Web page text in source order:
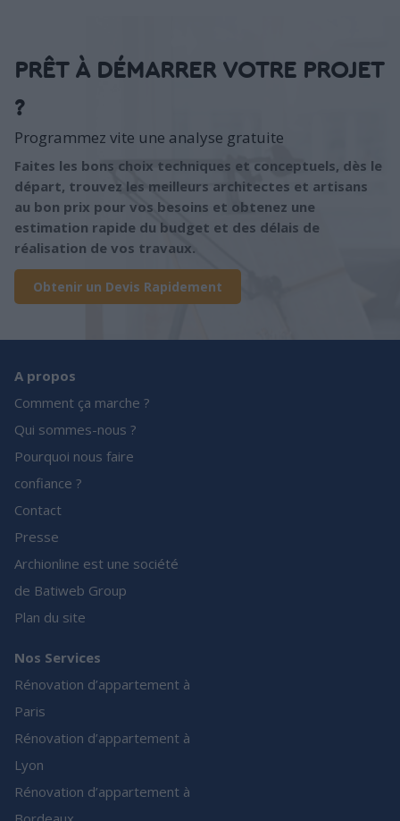
PRÊT À DÉMARRER VOTRE PROJET
?
Programmez vite une analyse gratuite
Faites les bons choix techniques et conceptuels, dès le
départ, trouvez les meilleurs architectes et artisans
au bon prix pour vos besoins et obtenez une
estimation rapide du budget et des délais de
réalisation de vos travaux.
Obtenir un Devis Rapidement
A propos
Comment ça marche ?
Qui sommes-nous ?
Pourquoi nous faire
confiance ?
Contact
Presse
Archionline est une société
de Batiweb Group
Plan du site
Nos Services
Rénovation d’appartement à
Paris
Rénovation d’appartement à
Lyon
Rénovation d’appartement à